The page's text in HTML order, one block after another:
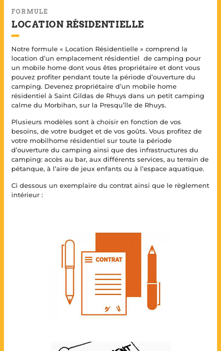
FORMULE
LOCATION RÉSIDENTIELLE
Notre formule « Location Résidentielle » comprend la
location d’un emplacement résidentiel de camping pour
un mobile home dont vous êtes propriétaire et dont vous
pouvez profiter pendant toute la période d’ouverture du
camping. Devenez propriétaire d’un mobile home
résidentiel à Saint Gildas de Rhuys dans un petit camping
calme du Morbihan, sur la Presqu’île de Rhuys.
Plusieurs modèles sont à choisir en fonction de vos
besoins, de votre budget et de vos goûts. Vous profitez de
votre mobilhome résidentiel sur toute la période
d’ouverture du camping ainsi que des infrastructures du
camping: accès au bar, aux différents services, au terrain de
pétanque, à l’aire de jeux enfants ou à l’espace aquatique.
Ci dessous un exemplaire du contrat ainsi que le règlement
intérieur :